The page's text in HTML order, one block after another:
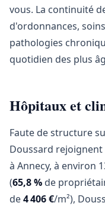
vous. La continuité
d'ordonnances,
pathologies
quotidien des plus
Hôpitaux et
Faute de structure
Doussard
à Annecy, à environ
(65,8 % de
de4 406 €/m²),